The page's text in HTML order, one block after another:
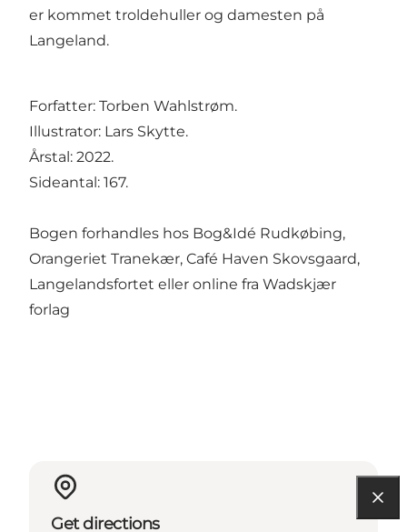
er kommet troldehuller og damesten på
Langeland.
Forfatter: Torben Wahlstrøm.
Illustrator: Lars Skytte.
Årstal: 2022.
Sideantal: 167.
Bogen forhandles hos Bog&Idé Rudkøbing,
Orangeriet Tranekær, Café Haven Skovsgaard,
Langelandsfortet eller online fra Wadskjær
forlag
Get directions